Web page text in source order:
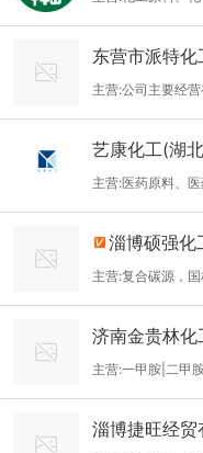
仪器、仪表、实验
东营市派特化
主营:公司主要经
DMF、二氯甲烷
烷，乙腈、冰醋酸
艺康化工(湖
主营:医药原料、
含化学危险品）的
淄博硕强化
主营:复合碳源，
万-1500万
济南金贵林化
主营:一甲胺|二甲
液|甲胺四氢呋喃
溶液|三甲胺乙醇
淄博捷旺经贸